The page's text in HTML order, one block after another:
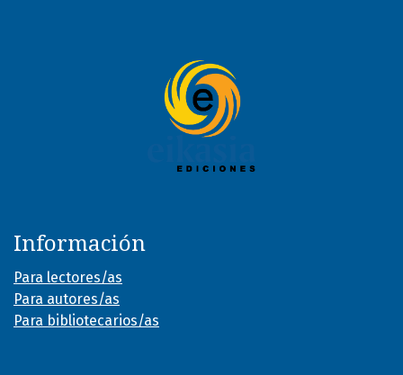
Información
Para lectores/as
Para autores/as
Para bibliotecarios/as